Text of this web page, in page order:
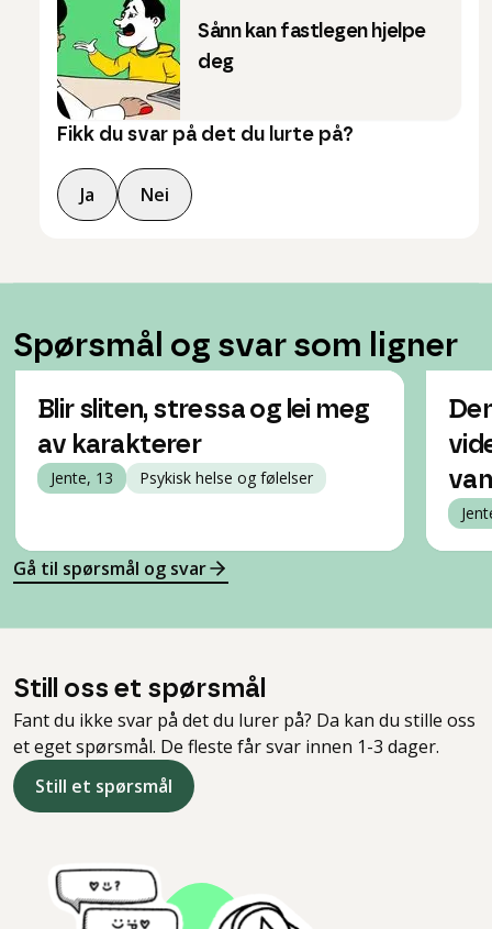
Sånn kan fastlegen hjelpe
deg
Fikk du svar på det du lurte på?
Ja Nei
Spørsmål og svar som ligner
Blir sliten, stressa og lei meg
av karakterer
Jente, 13 Psykisk helse og følelser
Gå til spørsmål og svar
Still oss et spørsmål
Fant du ikke svar på det du lurer på? Da kan du stille oss
et eget spørsmål. De fleste får svar innen 1-3 dager.
Still et spørsmål